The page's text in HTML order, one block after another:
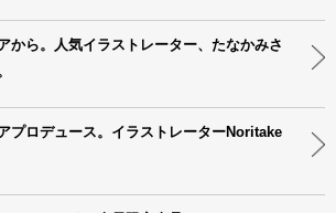
から。人気イラストレーター、たなかみさ
プロデュース。イラストレーターNoritake